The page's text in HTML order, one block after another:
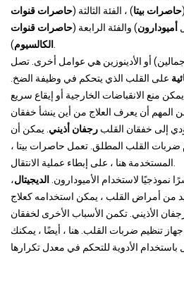
حاصرات بيتا) ، الفئة الثالثة (حاصرات قنوات
أميودارون) والفئة الرابعة (حاصرات قنوات
الكالسيوم
أجمالين) أو الأدينوزين هي عوامل أخرى. تصل
على القلب الذي يتحكم في وظيفة الضخ.
منع الانقباضات الخارجية أو إيقاع سريع
المهم أن يعرف العلاج من أين ينشأ خفقان
إلى خفقان القلب رجفان أذيني . يمكن أن
ضربات القلب المطلق. تعمل حاصرات بيتا ،
نموذجيًا لاستخدام الأميودارون.
الديجيتال،
من أمراض القلب ، يمكن استخدامه كعلاج
الأذيني. تكمن الأسباب الأخرى لخفقان
جهاز تنظيم ضربات القلب. هنا ، أيضًا ، يمكنك